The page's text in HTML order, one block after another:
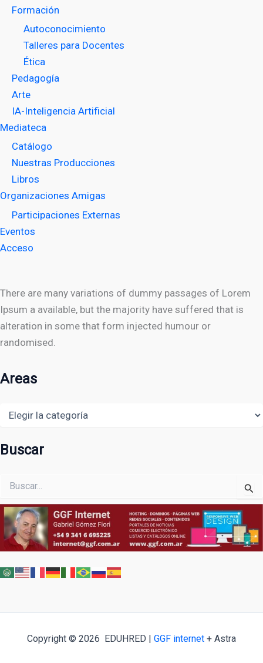
Formación
Autoconocimiento
Talleres para Docentes
Ética
Pedagogía
Arte
IA-Inteligencia Artificial
Mediateca
Catálogo
Nuestras Producciones
Libros
Organizaciones Amigas
Participaciones Externas
Eventos
Acceso
There are many variations of dummy passages of Lorem
Ipsum a available, but the majority have suffered that is
alteration in some that form injected humour or
randomised.
Areas
Buscar
por:
Copyright © 2026 EDUHRED | GGF internet + Astra